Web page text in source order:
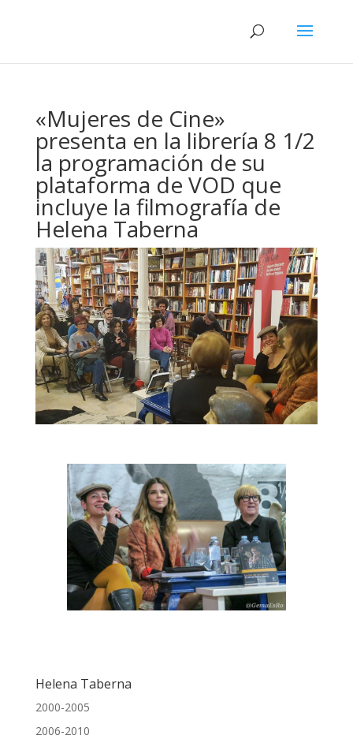
«Mujeres de Cine»
presenta en la librería 8 1/2
la programación de su
plataforma de VOD que
incluye la filmografía de
Helena Taberna
Helena Taberna
2000-2005
2006-2010